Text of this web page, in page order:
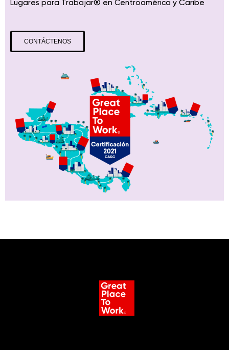
Lugares para Trabajar® en Centroamérica y Caribe
CONTÁCTENOS